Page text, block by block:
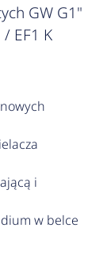
GW G1"
EF1 K
i
w belce